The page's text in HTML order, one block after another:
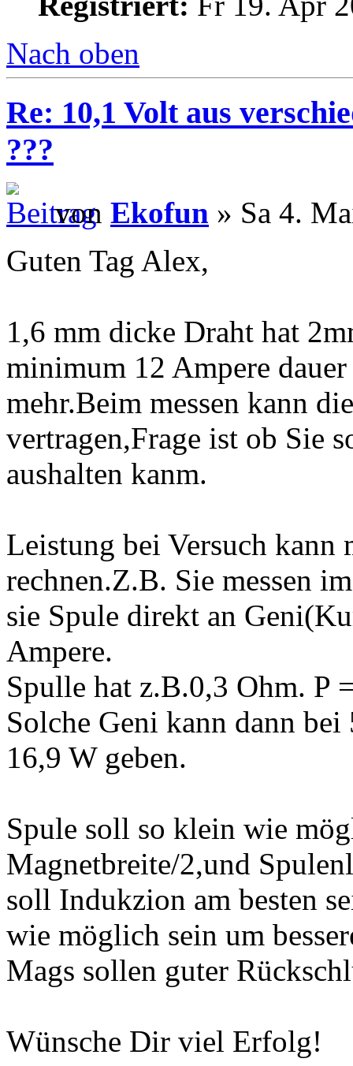
Nach oben
Re: 10,1 Volt aus
???
von Ekofun » Sa 4.
Guten Tag Alex,
1,6 mm dicke Draht hat
minimum 12 Ampere
mehr.Beim messen kann
vertragen,Frage ist ob Sie
aushalten kanm.
Leistung bei Versuch kann
rechnen.Z.B. Sie messen
sie Spule direkt an
Ampere.
Spulle hat z.B.0,3 Ohm.
Solche Geni kann dann
16,9 W geben.
Spule soll so klein wie
Magnetbreite/2,und
soll Indukzion am besten
wie möglich sein um
Mags sollen guter
Wünsche Dir viel Erfolg!